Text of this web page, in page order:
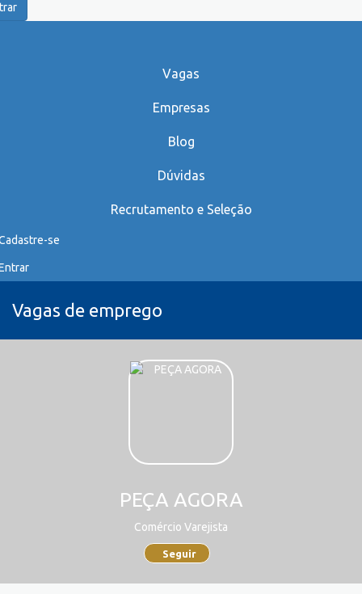
Vagas
Empresas
Blog
Dúvidas
Recrutamento e Seleção
se
Vagas de emprego
PEÇA AGORA
Comércio Varejista
Seguir